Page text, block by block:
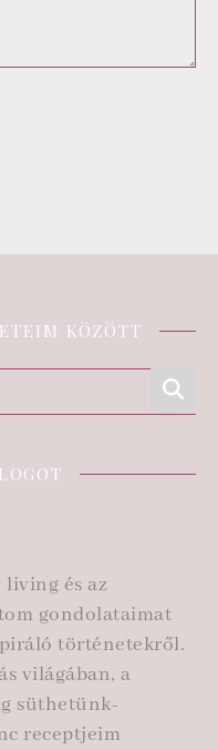
KÖZÖTT
és az
gondolataimat
történetekről.
világában, a
süthetünk-
receptjeim